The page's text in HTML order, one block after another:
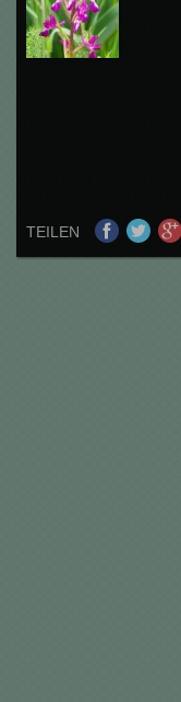
TEILEN